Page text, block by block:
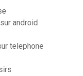
android
telephone